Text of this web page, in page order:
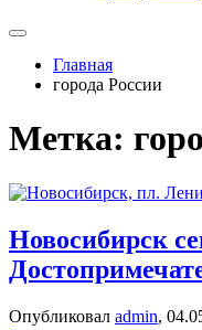
Главная
города России
Метка:
Новосибирск
Опубликовал admin,